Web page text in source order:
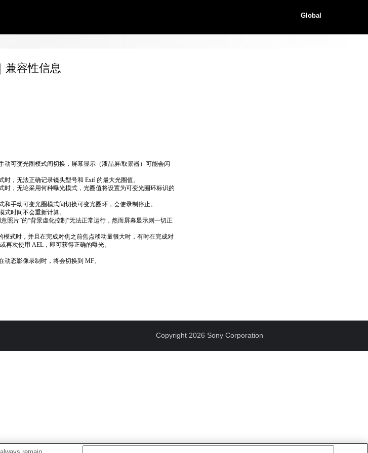
Global
兼容性信息
动可变光圈模式间切换，屏幕显示（液晶屏/取景器）可能会闪
，无法正确​​记录镜头型号和 Exif 的最大光圈值。
时，无论采用何种曝光模式，光圈值将设置为可变光圈环标识的
手动可变光圈模式间切换可变光圈环，会使录制停止。
时间不会重新计算。
照片”的“背景虚化控制”无法正常运行，然而屏幕显示则一切正
模式时，并且在完成对焦之前焦点移动量很大时，有时在完成对
再次使用 AEL，即可获得正确的曝光。
态影像录制时，将会切换到 MF。
Copyright 2026 Sony Corporation